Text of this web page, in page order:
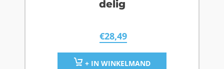
delig
€28,49
+ IN WINKELMAND